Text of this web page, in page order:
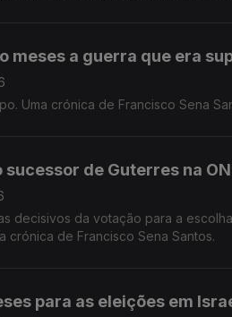
meses a guerra que era
Uma crónica de Francisco Sena
sucessor de Guterres na
decisivos da votação para a
crónica de Francisco Sena Santos.
para as eleições em